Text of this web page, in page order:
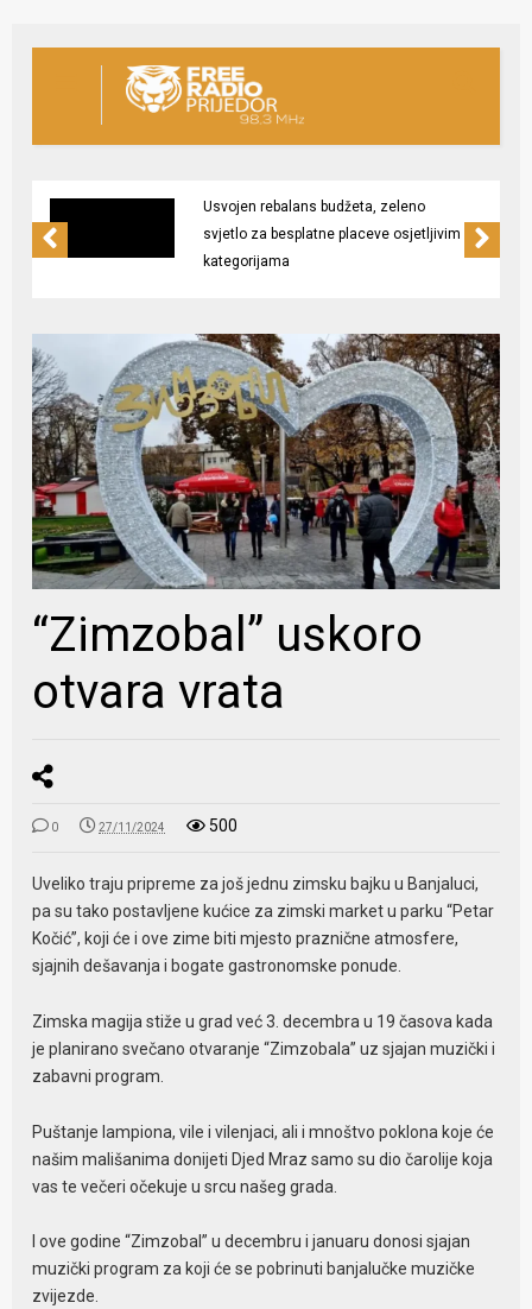
Usvojen rebalans budžeta, zeleno
svjetlo za besplatne placeve osjetljivim
kategorijama
“Zimzobal” uskoro
otvara vrata
0 27/11/2024 500
Uveliko traju pripreme za još jednu zimsku bajku u Banjaluci,
pa su tako postavljene kućice za zimski market u parku “Petar
Kočić”, koji će i ove zime biti mjesto praznične atmosfere,
sjajnih dešavanja i bogate gastronomske ponude.
Zimska magija stiže u grad već 3. decembra u 19 časova kada
je planirano svečano otvaranje “Zimzobala” uz sjajan muzički i
zabavni program.
Puštanje lampiona, vile i vilenjaci, ali i mnoštvo poklona koje će
našim mališanima donijeti Djed Mraz samo su dio čarolije koja
vas te večeri očekuje u srcu našeg grada.
I ove godine “Zimzobal” u decembru i januaru donosi sjajan
muzički program za koji će se pobrinuti banjalučke muzičke
zvijezde.